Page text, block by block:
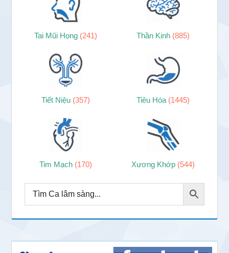
Tai Mũi Họng (241) Thần Kinh (885)
Tiết Niệu (357) Tiêu Hóa (1445)
Tim Mạch (170) Xương Khớp (544)